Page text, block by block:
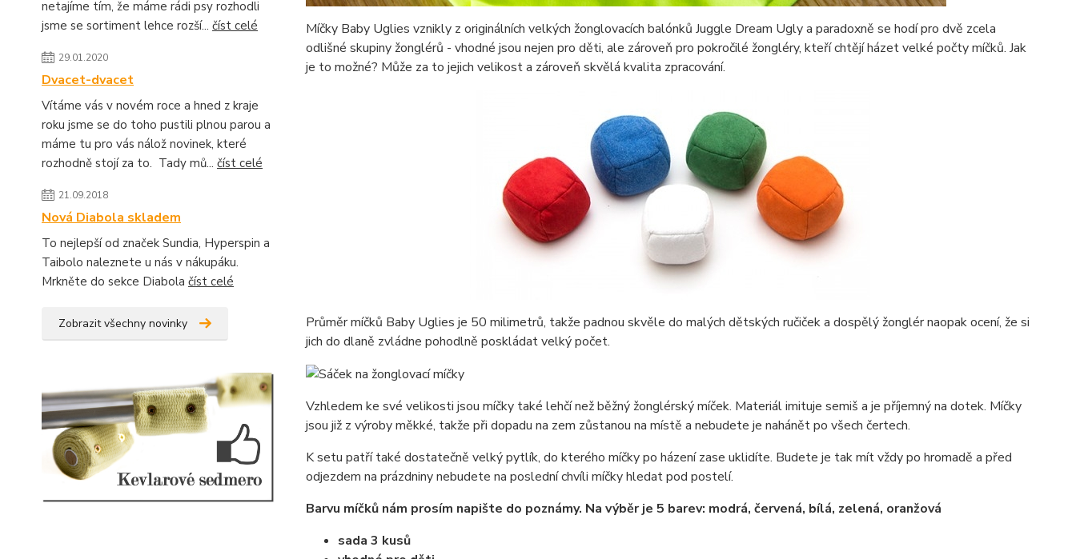
netajíme tím, že máme rádi psy rozhodli
jsme se sortiment lehce rozší... číst celé
29.01.2020
Dvacet-dvacet
Vítáme vás v novém roce a hned z kraje
roku jsme se do toho pustili plnou parou a
máme tu pro vás nálož novinek, které
rozhodně stojí za to. Tady mů... číst celé
21.09.2018
Nová Diabola skladem
To nejlepší od značek Sundia, Hyperspin a
Taibolo naleznete u nás v nákupáku.
Mrkněte do sekce Diabola číst celé
Zobrazit všechny novinky
Míčky Baby Uglies vznikly z originálních velkých žonglovacích balónků Juggle Dream Ugly a paradoxně se hodí pro dvě zcela
odlišné skupiny žonglérů - vhodné jsou nejen pro děti, ale zároveň pro pokročilé žongléry, kteří chtějí házet velké počty míčků. Jak
je to možné? Může za to jejich velikost a zároveň skvělá kvalita zpracování.
Průměr míčků Baby Uglies je 50 milimetrů, takže padnou skvěle do malých dětských ručiček a dospělý žonglér naopak ocení, že si
jich do dlaně zvládne pohodlně poskládat velký počet.
Vzhledem ke své velikosti jsou míčky také lehčí než běžný žonglérský míček. Materiál imituje semiš a je příjemný na dotek. Míčky
jsou již z výroby měkké, takže při dopadu na zem zůstanou na místě a nebudete je nahánět po všech čertech.
K setu patří také dostatečně velký pytlík, do kterého míčky po házení zase uklidíte. Budete je tak mít vždy po hromadě a před
odjezdem na prázdniny nebudete na poslední chvíli míčky hledat pod postelí.
Barvu míčků nám prosím napište do poznámy. Na výběr je 5 barev: modrá, červená, bílá, zelená, oranžová
sada 3 kusů